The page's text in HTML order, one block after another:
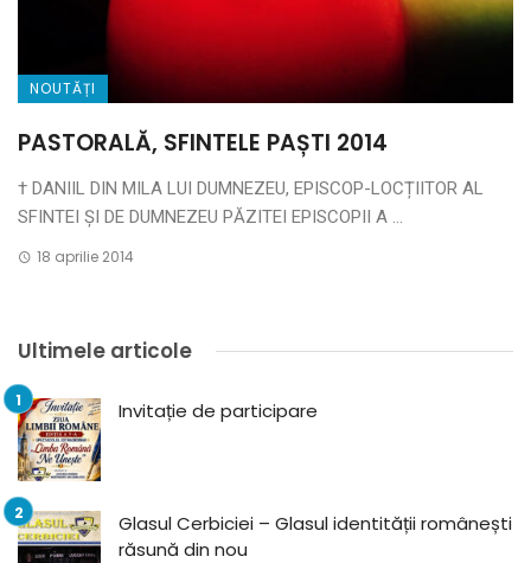
NOUTĂȚI
PASTORALĂ, SFINTELE PAȘTI 2014
† DANIIL DIN MILA LUI DUMNEZEU, EPISCOP-LOCȚIITOR AL
SFINTEI ȘI DE DUMNEZEU PĂZITEI EPISCOPII A ...
18 aprilie 2014
Ultimele articole
Invitație de participare
Glasul Cerbiciei – Glasul identității românești
răsună din nou